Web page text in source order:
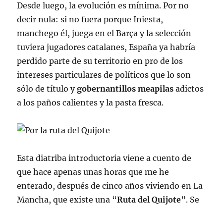
Desde luego, la evolución es mínima. Por no
decir nula: si no fuera porque Iniesta,
manchego él, juega en el Barça y la selección
tuviera jugadores catalanes, España ya habría
perdido parte de su territorio en pro de los
intereses particulares de políticos que lo son
sólo de título ygobernantillos meapilas adictos
a los paños calientes y la pasta fresca.
Esta diatriba introductoria viene a cuento de
que hace apenas unas horas que me he
enterado, después de cinco años viviendo en La
Mancha, que existe una “Ruta del Quijote”. Se